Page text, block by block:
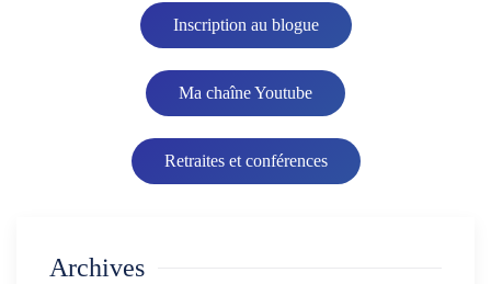
Inscription au blogue
Ma chaîne Youtube
Retraites et conférences
Archives